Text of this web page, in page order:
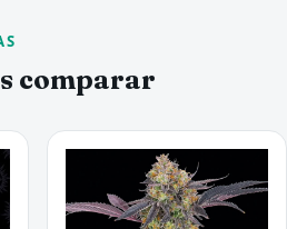
comparar